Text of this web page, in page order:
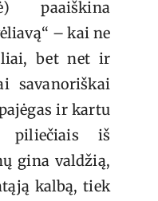
paaiškina
– kai ne
bet net ir
savanoriškai
ir kartu
piliečiais iš
gina valdžią,
kalbą, tiek